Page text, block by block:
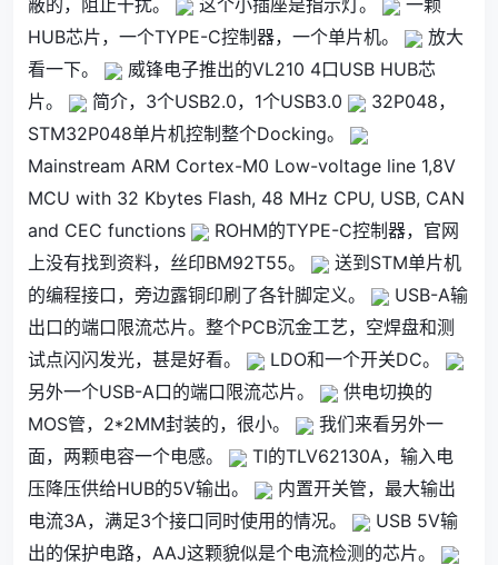
蔽的，阻止干扰。
这个小插座是指示灯。
一颗
HUB芯片，一个TYPE-C控制器，一个单片机。
放大
看一下。
威锋电子推出的VL210 4口USB HUB芯
片。
简介，3个USB2.0，1个USB3.0
32P048，
STM32P048单片机控制整个Docking。
Mainstream ARM Cortex-M0 Low-voltage line 1,8V
MCU with 32 Kbytes Flash, 48 MHz CPU, USB, CAN
and CEC functions
ROHM的TYPE-C控制器，官网
上没有找到资料，丝印BM92T55。
送到STM单片机
的编程接口，旁边露铜印刷了各针脚定义。
USB-A输
出口的端口限流芯片。整个PCB沉金工艺，空焊盘和测
试点闪闪发光，甚是好看。
LDO和一个开关DC。
另外一个USB-A口的端口限流芯片。
供电切换的
MOS管，2*2MM封装的，很小。
我们来看另外一
面，两颗电容一个电感。
TI的TLV62130A，输入电
压降压供给HUB的5V输出。
内置开关管，最大输出
电流3A，满足3个接口同时使用的情况。
USB 5V输
出的保护电路，AAJ这颗貌似是个电流检测的芯片。